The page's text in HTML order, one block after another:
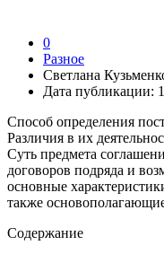
0
Разное
Светлана
Дата публикации:
Способ определения
Различия в их
Суть предмета
договоров подряда и
основные
также
Содержание